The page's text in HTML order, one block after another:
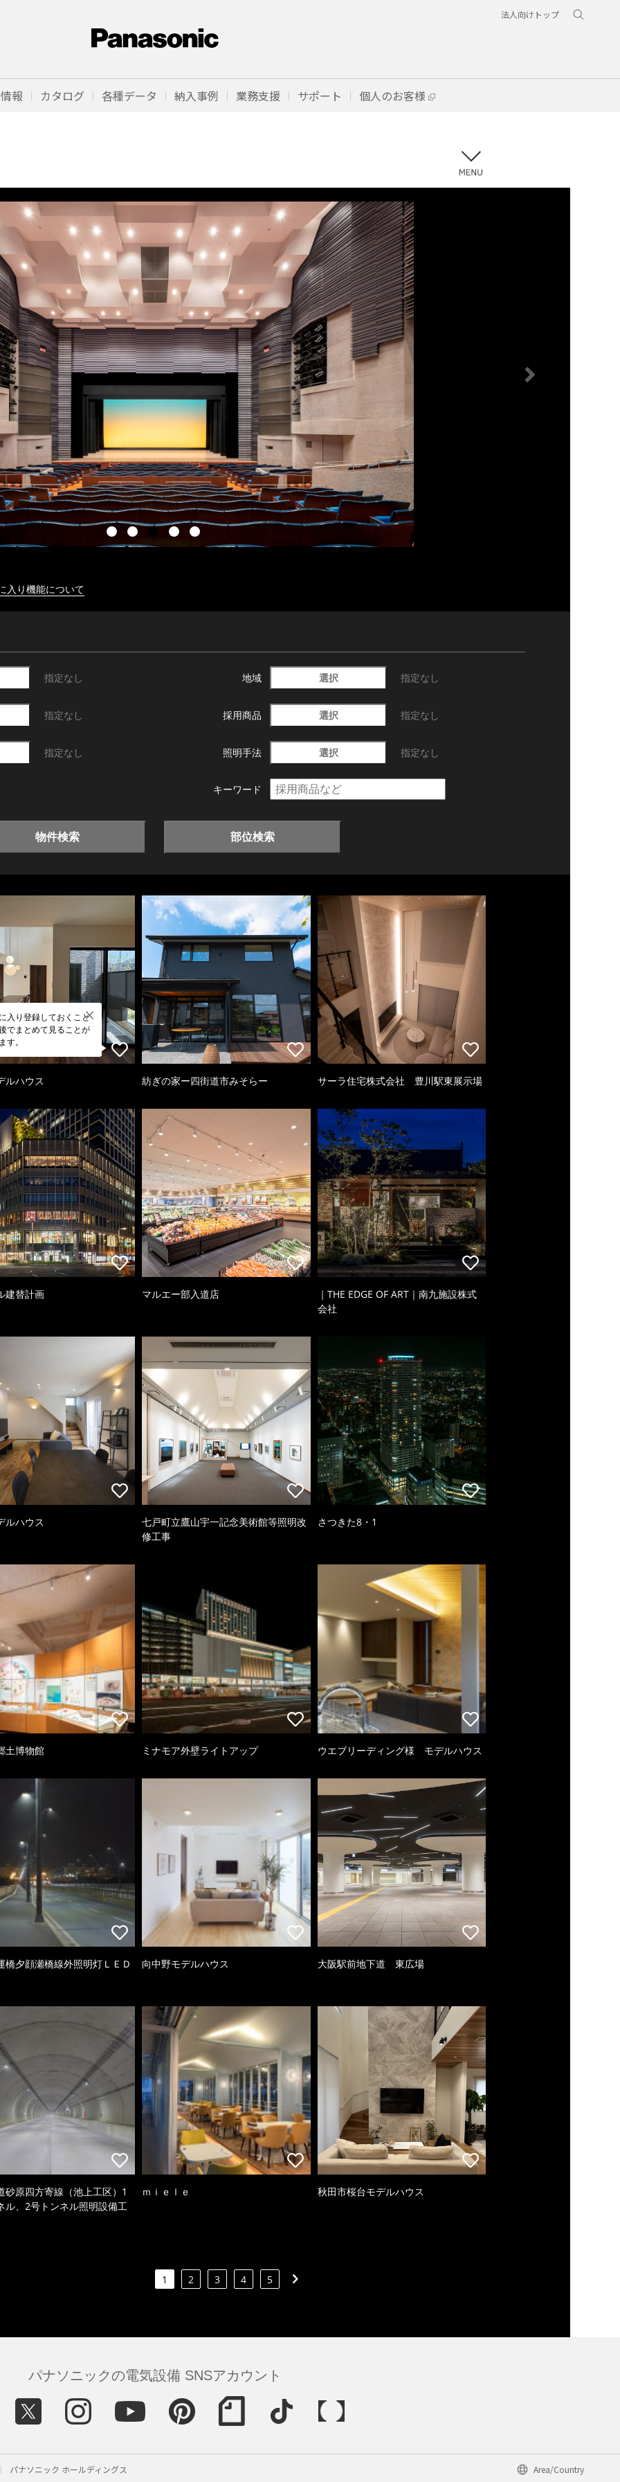
法人向けトップ
報 カタログ 各種データ 納入事例 業務支援 サポート 個人のお客様
入り機能について
指定なし 地域 選択 指定なし
指定なし 採用商品 選択 指定なし
指定なし 照明手法 選択 指定なし
キーワード
物件検索 部位検索
入り登録しておくこと
でまとめて見ることが
す。
ルハウス 紡ぎの家ー四街道市みそらー サーラ住宅株式会社 豊川駅東展示場
建替計画 マルエー部入道店
｜THE EDGE OF ART｜南九施設株式
会社
ルハウス
七戸町立鷹山宇一記念美術館等照明改
修工事
さつきた8・1
土博物館 ミナモア外壁ライトアップ ウエブリーディング様 モデルハウス
橋夕顔瀬橋線外照明灯ＬＥＤ 向中野モデルハウス 大阪駅前地下道 東広場
砂原四方寄線（池上工区）1
ル、2号トンネル照明設備工
ｍｉｅｌｅ 秋田市桜台モデルハウス
1 2 3 4 5
パナソニックの電気設備 SNSアカウント
パナソニック ホールディングス Area/Country